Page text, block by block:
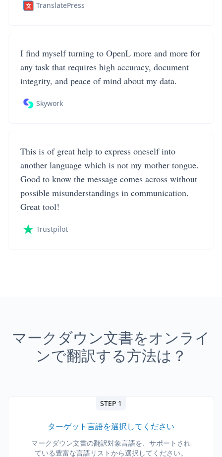
TranslatePress
I find myself turning to OpenL more and more for
any task that requires high accuracy, document
integrity, and peace of mind about my data.
Skywork
This is of great help to express oneself into
another language which is not my mother tongue.
Good to know the message comes across without
possible misunderstandings in communication.
Great tool!
Trustpilot
マークダウン文書をオンライ
ンで翻訳する方法は？
STEP 1
ターゲット言語を選択してください
マークダウン文書の翻訳対象言語を、サポートされ
ている豊富な言語リストから選択してください。